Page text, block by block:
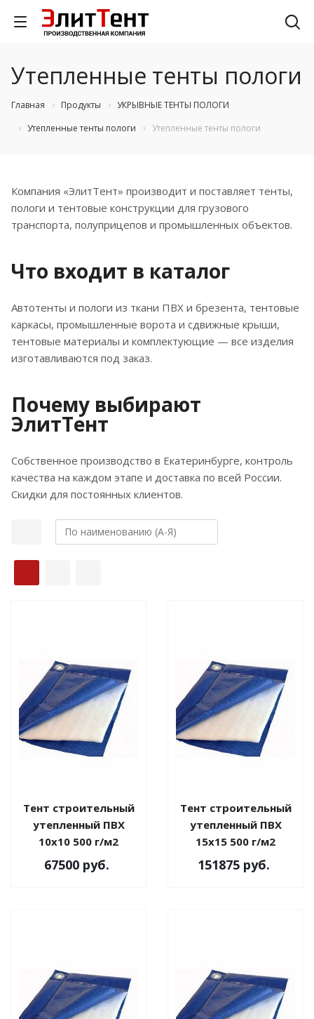
Утепленные тенты пологи
Главная Продукты
УКРЫВНЫЕ ТЕНТЫ ПОЛОГИ
Утепленные тенты пологи
Утепленные тенты пологи
Компания «ЭлитТент» производит и поставляет тенты,
пологи и тентовые конструкции для грузового
транспорта, полуприцепов и промышленных объектов.
Что входит в каталог
Автотенты и пологи из ткани ПВХ и брезента, тентовые
каркасы, промышленные ворота и сдвижные крыши,
тентовые материалы и комплектующие — все изделия
изготавливаются под заказ.
Почему выбирают
ЭлитТент
Собственное производство в Екатеринбурге, контроль
качества на каждом этапе и доставка по всей России.
Скидки для постоянных клиентов.
Тент строительный
утепленный ПВХ
10х10 500 г/м2
67500 руб.
Тент строительный
утепленный ПВХ
15х15 500 г/м2
151875 руб.